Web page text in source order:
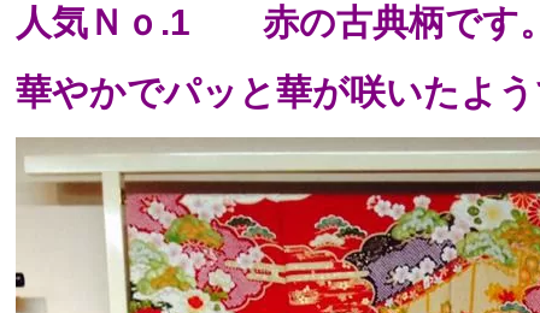
人気Ｎｏ.1 赤の古典柄です
華やかでパッと華が咲いたよ